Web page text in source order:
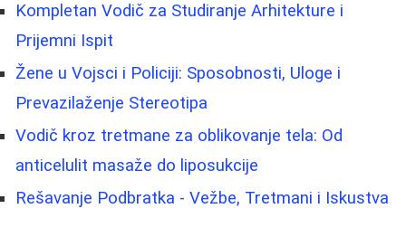
Kompletan Vodič za Studiranje Arhitekture i
Prijemni Ispit
Žene u Vojsci i Policiji: Sposobnosti, Uloge i
Prevazilaženje Stereotipa
Vodič kroz tretmane za oblikovanje tela: Od
anticelulit masaže do liposukcije
Rešavanje Podbratka - Vežbe, Tretmani i Iskustva